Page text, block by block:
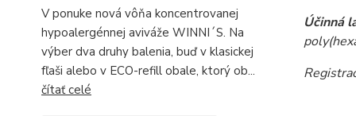
V ponuke nová vôňa koncentrovanej
hypoalergénnej aviváže WINNI´S. Na
výber dva druhy balenia, buď v klasickej
fľaši alebo v ECO-refill obale, ktorý ob...
čítať celé
Účinná